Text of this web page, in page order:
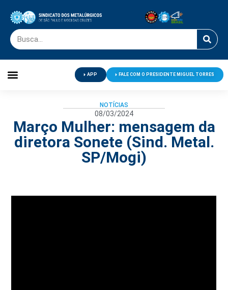
APP FALE COM O PRESIDENTE MIGUEL TORRES
NOTÍCIAS
08/03/2024
Março Mulher: mensagem da
diretora Sonete (Sind. Metal.
SP/Mogi)